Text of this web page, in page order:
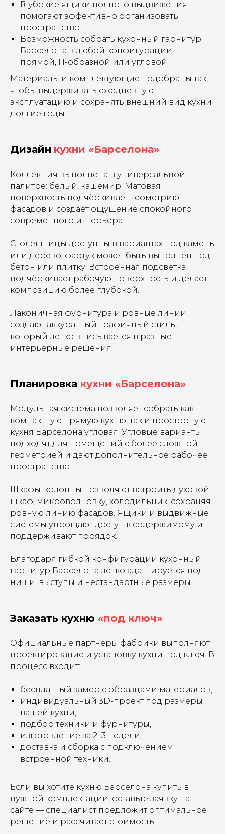
Глубокие ящики полного выдвижения
помогают эффективно организовать
пространство.
Возможность собрать кухонный гарнитур
Барселона в любой конфигурации —
прямой, П-образной или угловой.
Материалы и комплектующие подобраны так,
чтобы выдерживать ежедневную
эксплуатацию и сохранять внешний вид кухни
долгие годы.
Дизайн кухни «Барселона»
Коллекция выполнена в универсальной
палитре: белый, кашемир. Матовая
поверхность подчёркивает геометрию
фасадов и создаёт ощущение спокойного
современного интерьера.
Столешницы доступны в вариантах под камень
или дерево, фартук может быть выполнен под
бетон или плитку. Встроенная подсветка
подчёркивает рабочую поверхность и делает
композицию более глубокой.
Лаконичная фурнитура и ровные линии
создают аккуратный графичный стиль,
который легко вписывается в разные
интерьерные решения.
Планировка кухни «Барселона»
Модульная система позволяет собрать как
компактную прямую кухню, так и просторную
кухня Барселона угловая. Угловые варианты
подходят для помещений с более сложной
геометрией и дают дополнительное рабочее
пространство.
Шкафы-колонны позволяют встроить духовой
шкаф, микроволновку, холодильник, сохраняя
ровную линию фасадов. Ящики и выдвижные
системы упрощают доступ к содержимому и
поддерживают порядок.
Благодаря гибкой конфигурации кухонный
гарнитур Барселона легко адаптируется под
ниши, выступы и нестандартные размеры.
Заказать кухню «под ключ»
Официальные партнёры фабрики выполняют
проектирование и установку кухни под ключ. В
процесс входит:
бесплатный замер с образцами материалов,
индивидуальный 3D-проект под размеры
вашей кухни,
подбор техники и фурнитуры,
изготовление за 2–3 недели,
доставка и сборка с подключением
встроенной техники.
Если вы хотите кухню Барселона купить в
нужной комплектации, оставьте заявку на
сайте — специалист предложит оптимальное
решение и рассчитает стоимость.